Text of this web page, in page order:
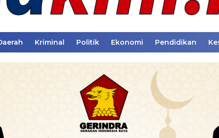
Kriminal Politik Ekonomi Pendidikan